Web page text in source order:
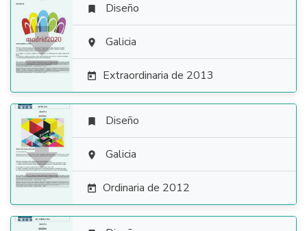

 Diseño
 Galicia
 Extraordinaria de 2013

 Diseño
 Galicia
 Ordinaria de 2012